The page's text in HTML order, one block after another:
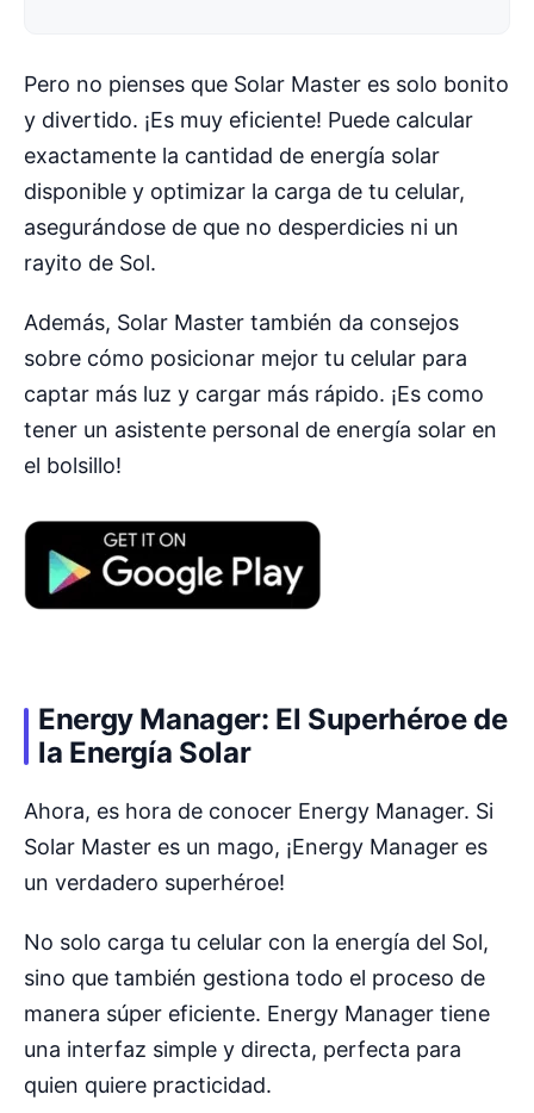
Pero no pienses que Solar Master es solo bonito
y divertido. ¡Es muy eficiente! Puede calcular
exactamente la cantidad de energía solar
disponible y optimizar la carga de tu celular,
asegurándose de que no desperdicies ni un
rayito de Sol.
Además, Solar Master también da consejos
sobre cómo posicionar mejor tu celular para
captar más luz y cargar más rápido. ¡Es como
tener un asistente personal de energía solar en
el bolsillo!
Energy Manager: El Superhéroe de
la Energía Solar
Ahora, es hora de conocer Energy Manager. Si
Solar Master es un mago, ¡Energy Manager es
un verdadero superhéroe!
No solo carga tu celular con la energía del Sol,
sino que también gestiona todo el proceso de
manera súper eficiente. Energy Manager tiene
una interfaz simple y directa, perfecta para
quien quiere practicidad.